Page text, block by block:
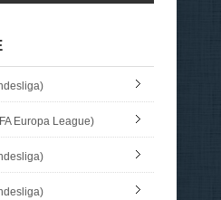
Europa League)